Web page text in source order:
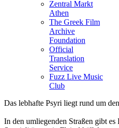
Zentral Markt
Athen
The Greek Film
Archive
Foundation
Official
Translation
Service
Fuzz Live Music
Club
Das lebhafte Psyri liegt rund um
In den umliegenden Straßen gibt